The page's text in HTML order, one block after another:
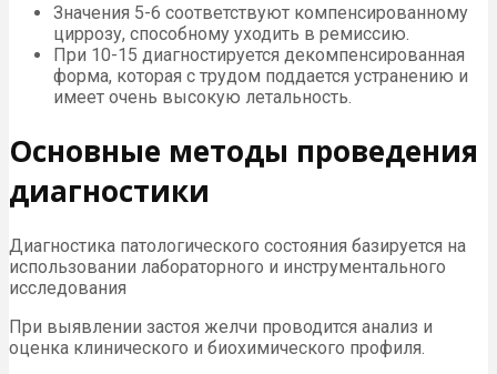
Значения 5-6 соответствуют компенсированному
циррозу, способному уходить в ремиссию.
При 10-15 диагностируется декомпенсированная
форма, которая с трудом поддается устранению и
имеет очень высокую летальность.
Основные методы проведения
диагностики
Диагностика патологического состояния базируется на
использовании лабораторного и инструментального
исследования
При выявлении застоя желчи проводится анализ и
оценка клинического и биохимического профиля.